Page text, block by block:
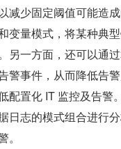
减少固定阈值可能造
变量模式，将某种典
另一方面，还可以通
警事件，从而降低告
配置化 IT 监控及告警
日志的模式组合进行